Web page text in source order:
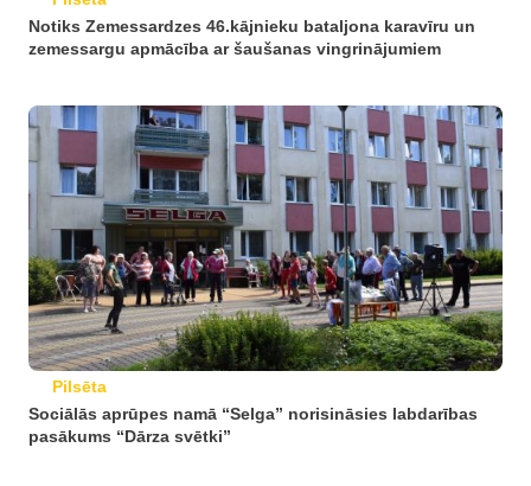
Notiks Zemessardzes 46.kājnieku bataljona karavīru un
zemessargu apmācība ar šaušanas vingrinājumiem
Pilsēta
Sociālās aprūpes namā “Selga” norisināsies labdarības
pasākums “Dārza svētki”